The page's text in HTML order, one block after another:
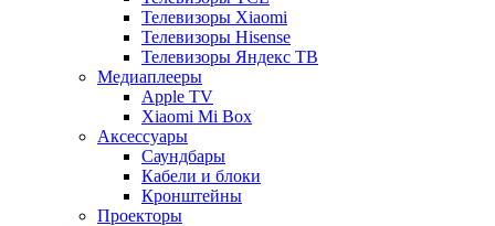
Телевизоры Xiaomi
Телевизоры Hisense
Телевизоры Яндекс ТВ
Медиаплееры
Apple TV
Xiaomi Mi Box
Аксессуары
Саундбары
Кабели и блоки
Кронштейны
Проекторы